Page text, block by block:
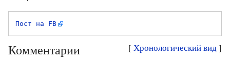
Пост на FB
[ Хронологический вид]
Комментарии